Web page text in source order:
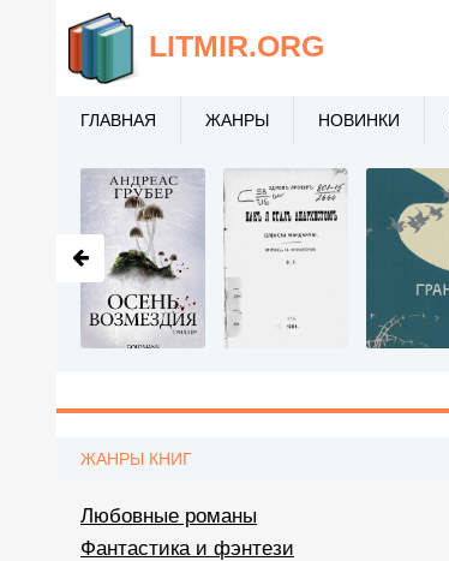
ЖАНРЫ КНИГ
Любовные романы
Фантастика и фэнтези
LITMIR.ORG
ГЛАВНАЯ ЖАНРЫ НОВИНКИ